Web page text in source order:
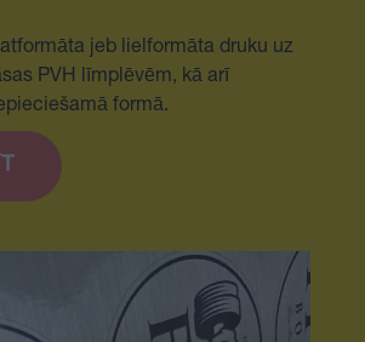
jeb lielformāta druku uz
PVH līmplēvēm, kā arī
formā.